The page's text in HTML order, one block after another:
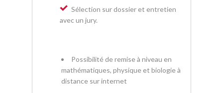
Sélection sur dossier et entretien
avec un jury.
Possibilité de remise à niveau en
mathématiques, physique et biologie à
distance sur internet